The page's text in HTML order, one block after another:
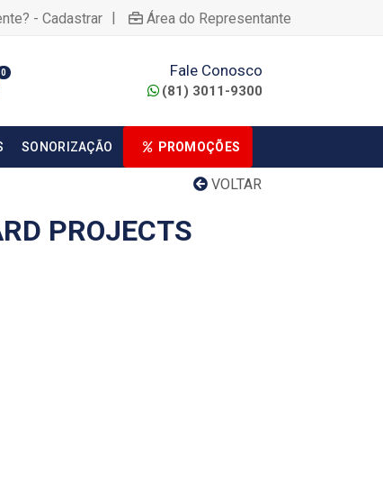
- Cadastrar | Área do Representante
0 Fale Conosco
(81) 3011-9300
SONORIZAÇÃO PROMOÇÕES
VOLTAR
PROJECTS